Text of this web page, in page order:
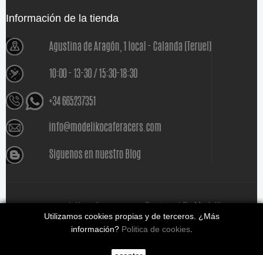
Información de la tienda
Utilizamos cookies propias y de terceros. ¿Más
información? Politica de cookies.
www.modelikocaferacers.com Designed By Modeliko